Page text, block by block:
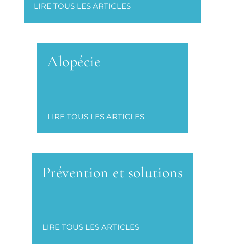
LIRE TOUS LES ARTICLES
Alopécie
LIRE TOUS LES ARTICLES
Prévention et solutions
LIRE TOUS LES ARTICLES